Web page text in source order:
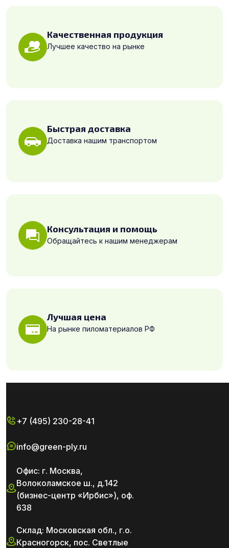
Качественная продукция
Лучшее качество на рынке
Быстрая доставка
Доставка нашим транспортом
Консультация и помощь
Обращайтесь к нашим менеджерам
Лучшая цена
На рынке пиломатериалов РФ
+7 (495) 230-28-41
info@green-ply.ru
Офис: г. Москва,
Волоколамское ш., д.142
(бизнес-центр «Ирбис»), оф.
638
Склад: Московская обл., г.о.
Красногорск, пос. Светлые